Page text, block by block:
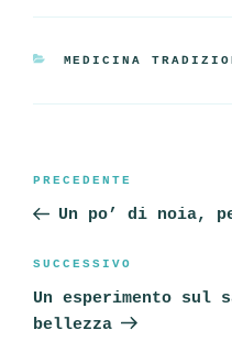
CATEGORIE
MEDICINA
Articolo
precedente:
PRECEDENTE
Un po’ di noia,
Articolo
successivo
SUCCESSIVO
Un esperimento sul
bellezza